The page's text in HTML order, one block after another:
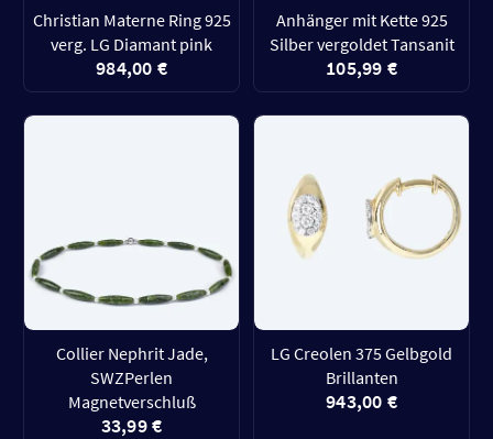
Christian Materne Ring 925
verg. LG Diamant pink
984,00 €
Anhänger mit Kette 925
Silber vergoldet Tansanit
105,99 €
Collier Nephrit Jade,
SWZPerlen
Magnetverschluß
33,99 €
LG Creolen 375 Gelbgold
Brillanten
943,00 €